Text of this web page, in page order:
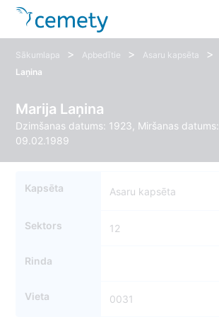
Sākumlapa > Apbedītie > Asaru kapsēta >
Laņina
Marija Laņina
Dzimšanas datums: 1923, Miršanas datums:
09.02.1989
Kapsēta Asaru kapsēta
Sektors 12
Rinda
Vieta 0031